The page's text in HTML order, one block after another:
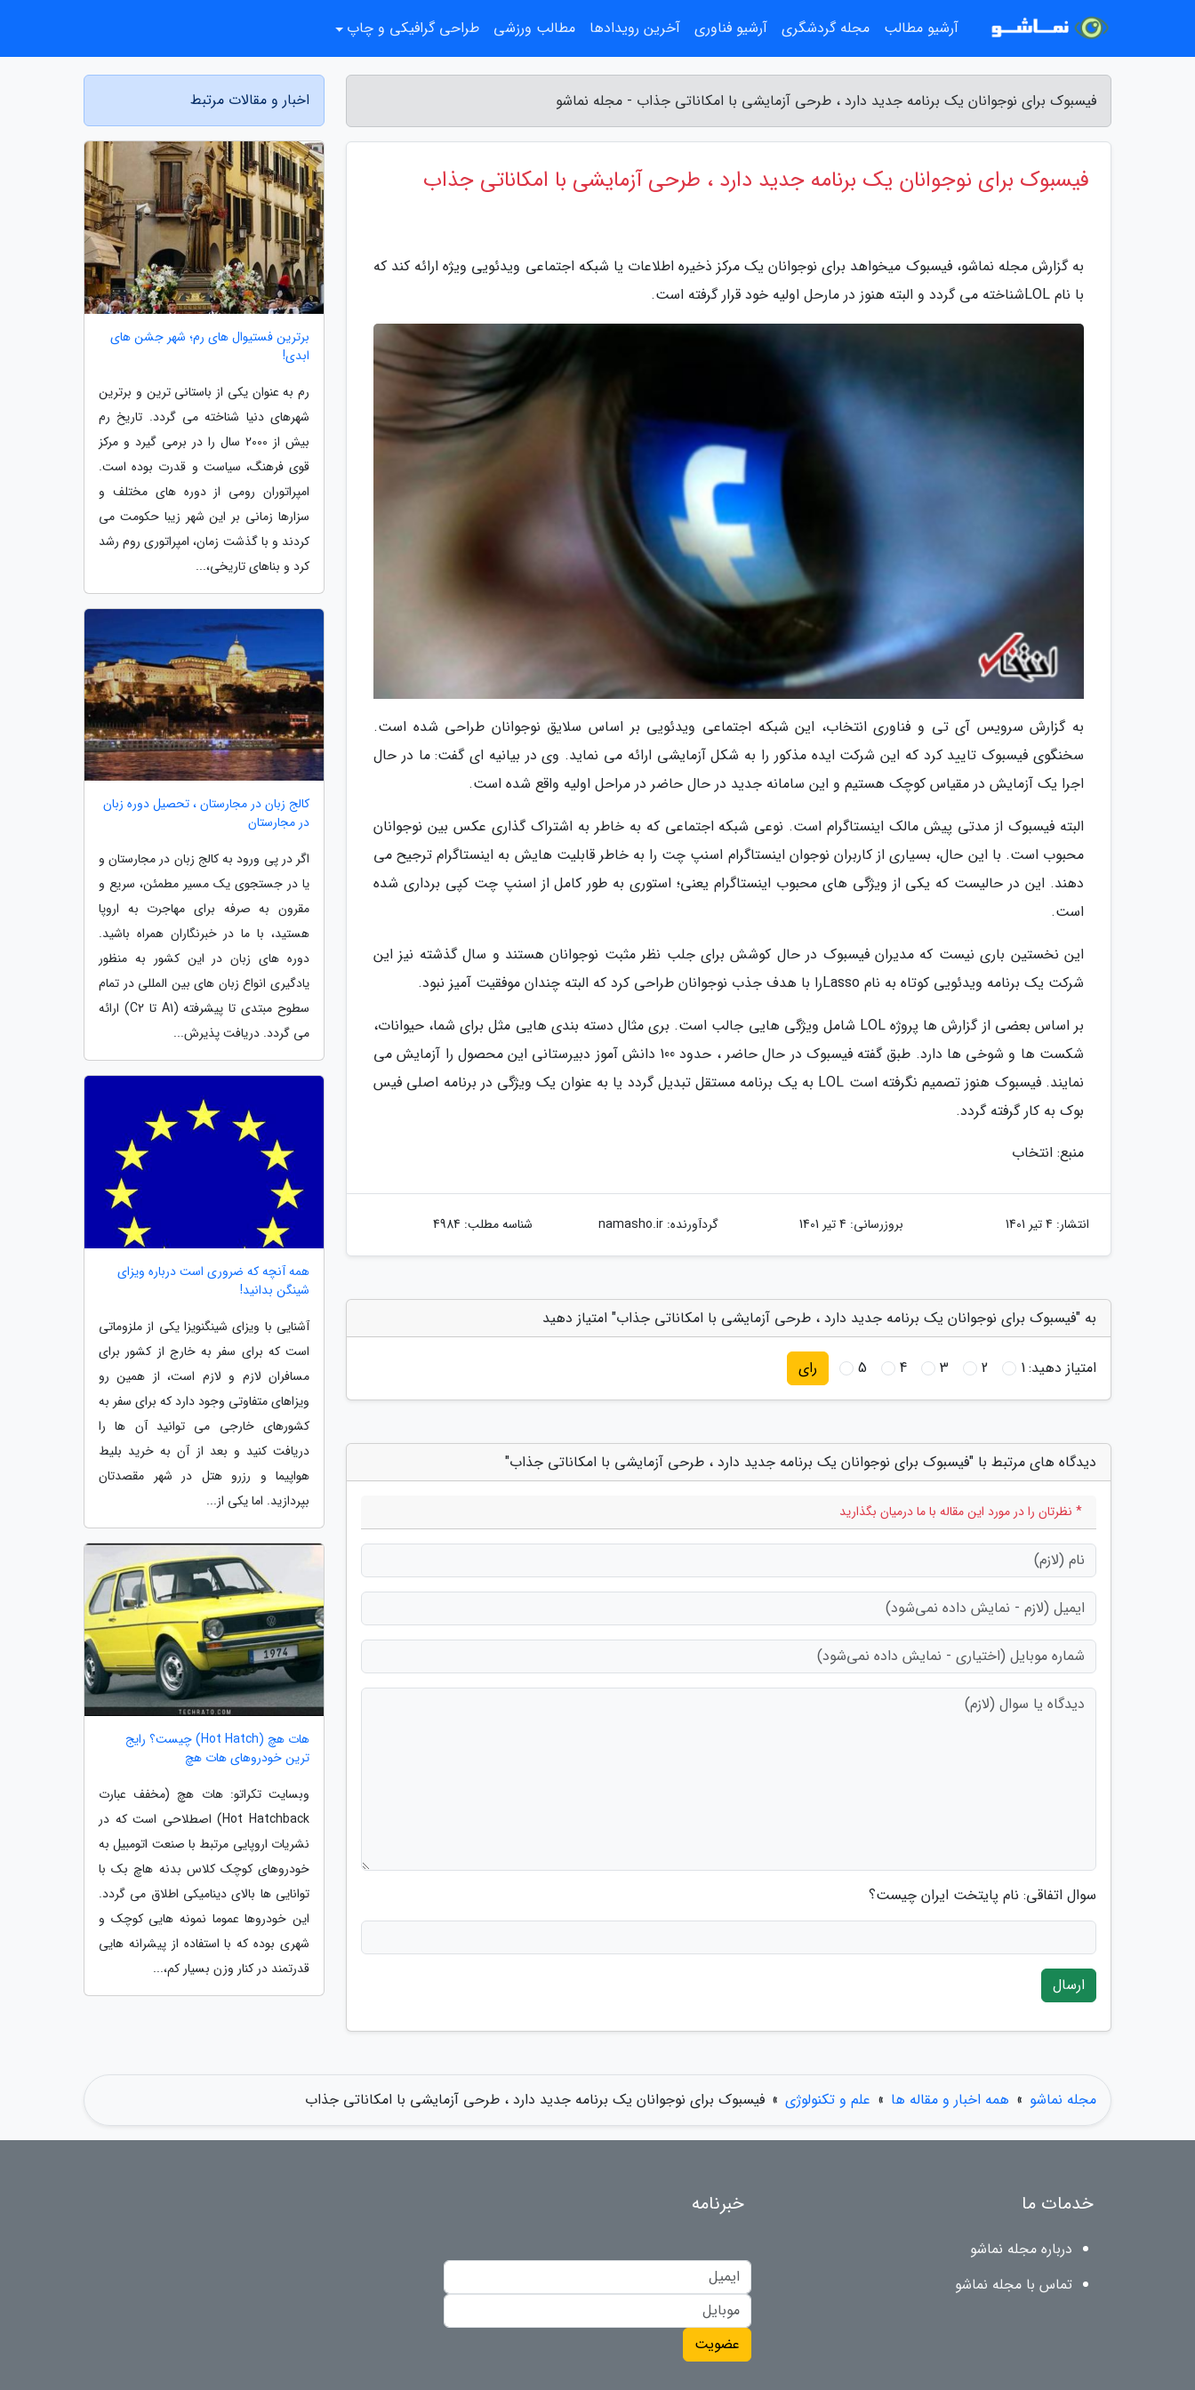
فیسبوک برای نوجوانان یک برنامه جدید دارد ، طرحی آزمایشی با امکاناتی جذاب - مجله نماشو
فیسبوک برای نوجوانان یک برنامه جدید دارد ، طرحی آزمایشی با امکاناتی جذاب
به گزارش مجله نماشو، فیسبوک میخواهد برای نوجوانان یک مرکز ذخیره اطلاعات یا شبکه اجتماعی ویدئویی ویژه ارائه کند که
با نام LOLشناخته می گردد و البته هنوز در مارحل اولیه خود قرار گرفته است.
به گزارش سرویس آی تی و فناوری انتخاب، این شبکه اجتماعی ویدئویی بر اساس سلایق نوجوانان طراحی شده است.
سخنگوی فیسبوک تایید کرد که این شرکت ایده مذکور را به شکل آزمایشی ارائه می نماید. وی در بیانیه ای گفت: ما در حال
اجرا یک آزمایش در مقیاس کوچک هستیم و این سامانه جدید در حال حاضر در مراحل اولیه واقع شده است.
البته فیسبوک از مدتی پیش مالک اینستاگرام است. نوعی شبکه اجتماعی که به خاطر به اشتراک گذاری عکس بین نوجوانان
محبوب است. با این حال، بسیاری از کاربران نوجوان اینستاگرام اسنپ چت را به خاطر قابلیت هایش به اینستاگرام ترجیح می
دهند. این در حالیست که یکی از ویژگی های محبوب اینستاگرام یعنی؛ استوری به طور کامل از اسنپ چت کپی برداری شده
است.
این نخستین باری نیست که مدیران فیسبوک در حال کوشش برای جلب نظر مثبت نوجوانان هستند و سال گذشته نیز این
شرکت یک برنامه ویدئویی کوتاه به نام Lassoرا با هدف جذب نوجوانان طراحی کرد که البته چندان موفقیت آمیز نبود.
بر اساس بعضی از گزارش ها پروژه LOL شامل ویژگی هایی جالب است. بری مثال دسته بندی هایی مثل برای شما، حیوانات،
شکست ها و شوخی ها دارد. طبق گفته فیسبوک در حال حاضر ، حدود 100 دانش آموز دبیرستانی این محصول را آزمایش می
نمایند. فیسبوک هنوز تصمیم نگرفته است LOL به یک برنامه مستقل تبدیل گردد یا به عنوان یک ویژگی در برنامه اصلی فیس
بوک به کار گرفته گردد.
منبع: انتخاب
انتشار: 4 تیر 1401 بروزرسانی: 4 تیر 1401 گردآورنده:namasho.ir شناسه مطلب: 4984
به "فیسبوک برای نوجوانان یک برنامه جدید دارد ، طرحی آزمایشی با امکاناتی جذاب" امتیاز دهید
امتیاز دهید:1
2
3
4
5 رای
دیدگاه های مرتبط با "فیسبوک برای نوجوانان یک برنامه جدید دارد ، طرحی آزمایشی با امکاناتی جذاب"
* نظرتان را در مورد این مقاله با ما درمیان بگذارید
سوال اتفاقی: نام پایتخت ایران چیست؟
ارسال
اخبار و مقالات مرتبط
برترین فستیوال های رم؛ شهر جشن های
ابدی!
رم به عنوان یکی از باستانی ترین و برترین
شهرهای دنیا شناخته می گردد. تاریخ رم
بیش از 2000 سال را در برمی گیرد و مرکز
قوی فرهنگ، سیاست و قدرت بوده است.
امپراتوران رومی از دوره های مختلف و
سزارها زمانی بر این شهر زیبا حکومت می
کردند و با گذشت زمان، امپراتوری روم رشد
کرد و بناهای تاریخی،...
کالج زبان در مجارستان ، تحصیل دوره زبان
در مجارستان
اگر در پی ورود به کالج زبان در مجارستان و
یا در جستجوی یک مسیر مطمئن، سریع و
مقرون به صرفه برای مهاجرت به اروپا
هستید، با ما در خبرنگاران همراه باشید.
دوره های زبان در این کشور به منظور
یادگیری انواع زبان های بین المللی در تمام
سطوح مبتدی تا پیشرفته (A1 تا C2) ارائه
می گردد. دریافت پذیرش...
همه آنچه که ضروری است درباره ویزای
شینگن بدانید!
آشنایی با ویزای شینگنویزا یکی از ملزوماتی
است که برای سفر به خارج از کشور برای
مسافران لازم و لازم است، از همین رو
ویزاهای متفاوتی وجود دارد که برای سفر به
کشورهای خارجی می توانید آن ها را
دریافت کنید و بعد از آن به خرید بلیط
هواپیما و رزرو هتل در شهر مقصدتان
بپردازید. اما یکی از...
هات هچ (Hot Hatch) چیست؟ رایج
ترین خودروهای هات هچ
وبسایت تکراتو: هات هچ (مخفف عبارت
Hot Hatchback) اصطلاحی است که در
نشریات اروپایی مرتبط با صنعت اتومبیل به
خودروهای کوچک کلاس بدنه هاچ بک با
توانایی ها بالای دینامیکی اطلاق می گردد.
این خودروها عموما نمونه هایی کوچک و
شهری بوده که با استفاده از پیشرانه هایی
قدرتمند در کنار وزن بسیار کم،...
مجله نماشو » همه اخبار و مقاله ها » علم و تکنولوژی » فیسبوک برای نوجوانان یک برنامه جدید دارد ، طرحی آزمایشی با امکاناتی جذاب
آرشیو مطالب مجله گردشگری آرشیو فناوری آخرین رویدادها مطالب ورزشی طراحی گرافیکی و چاپ
خدمات ما
درباره مجله نماشو
تماس با مجله نماشو
خبرنامه
عضویت